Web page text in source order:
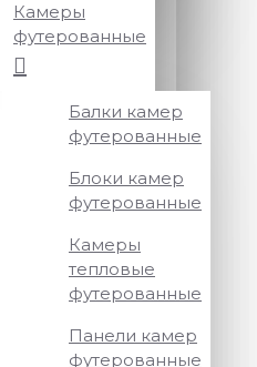
Камеры
футерованные
Балки камер
футерованные
Блоки камер
футерованные
Камеры
тепловые
футерованные
Панели камер
футерованные